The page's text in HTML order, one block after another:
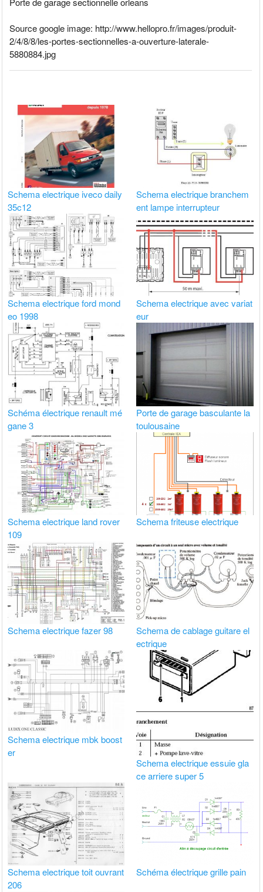
Source google image: http://www.hellopro.fr/images/produit-
2/4/8/8/les-portes-sectionnelles-a-ouverture-laterale-
5880884.jpg
Schema electrique iveco daily
35c12
Schema electrique branchem
ent lampe interrupteur
Schema electrique ford mond
eo 1998
Schema electrique avec variat
eur
Schéma électrique renault mé
gane 3
Porte de garage basculante la
toulousaine
Schema electrique land rover
109
Schema friteuse electrique
Schema electrique fazer 98
Schema de cablage guitare el
ectrique
Schema electrique mbk boost
er
Schema electrique essuie gla
ce arriere super 5
Schema electrique toit ouvrant
206
Schéma électrique grille pain